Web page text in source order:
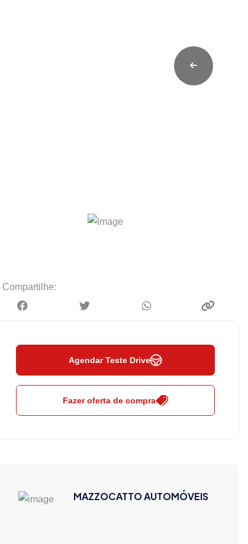
Compartilhe:
Agendar Teste Drive
Fazer oferta de compra
MAZZOCATTO AUTOMÓVEIS